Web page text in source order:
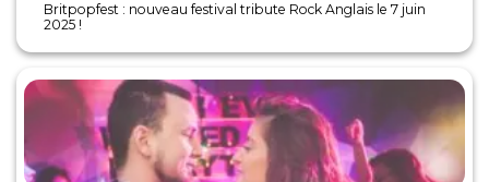
Britpopfest : nouveau festival tribute Rock Anglais le 7 juin
2025 !